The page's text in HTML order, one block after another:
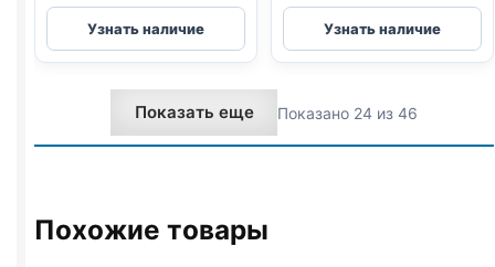
Whiskas
(КРОЛИК)
паштет
75г
Узнать наличие
Whiskas
Мясная
коллекция
в
желе
Узнать наличие
Показать еще Показано 24 из 46
Похожие товары